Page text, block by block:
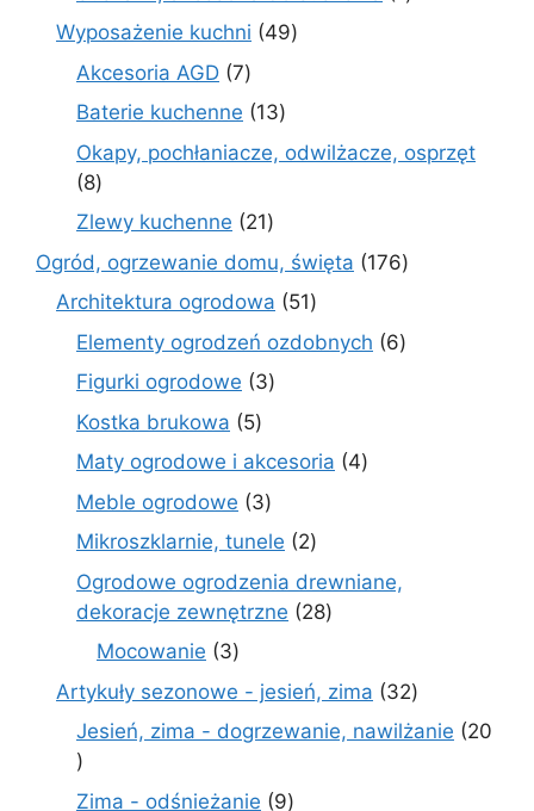
Wyposażenie kuchni 4949
Akcesoria AGD 77
produktów
Baterie kuchenne 1313
produktów
Okapy, pochłaniacze, odwilżacze, osprzęt
88
produktów
Zlewy kuchenne 2121
produktów
Ogród, ogrzewanie domu, święta 176176
Architektura ogrodowa 5151
produktów
Elementy ogrodzeń ozdobnych 66
Figurki ogrodowe 33
Kostka brukowa 55
produktów
Maty ogrodowe i akcesoria 44
Meble ogrodowe 33
produkty
Mikroszklarnie, tunele 22
produkty
Ogrodowe ogrodzenia drewniane,
dekoracje zewnętrzne
2828
Mocowanie 33
produkty
Artykuły sezonowe - jesień, zima 3232
produkty
Jesień, zima - dogrzewanie, nawilżanie
20
20
produktów
Zima - odśnieżanie 99